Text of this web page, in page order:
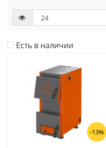
Есть в наличии
-13%